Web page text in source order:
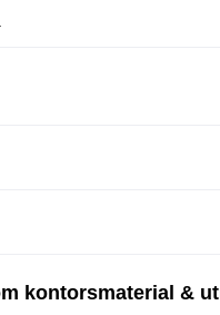
kontorsmaterial &